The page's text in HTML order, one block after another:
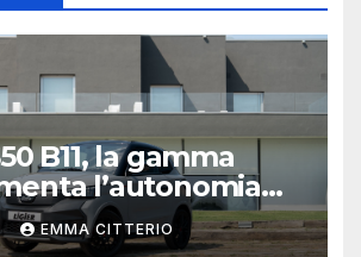
B11, la gamma
l’autonomia
EMMA CITTERIO